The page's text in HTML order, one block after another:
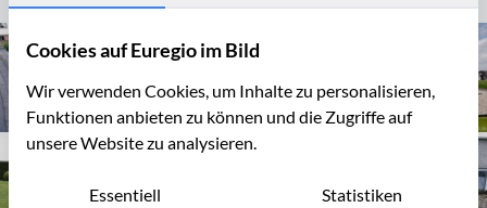
Kontakt
Cookies auf Euregio im Bild
Wir verwenden Cookies, um Inhalte zu personalisieren,
Funktionen anbieten zu können und die Zugriffe auf
unsere Website zu analysieren.
Essentiell
Statistiken